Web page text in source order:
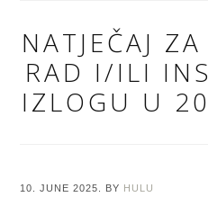
NATJEČAJ
RAD I/ILI
IZLOGU U
10. JUNE 2025. BY HULU